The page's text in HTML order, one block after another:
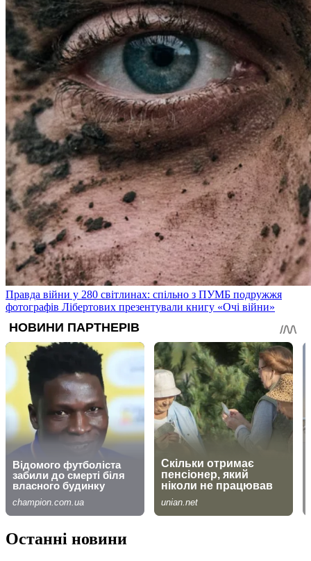
Правда війни у 280 світлинах: спільно з ПУМБ подружжя
фотографів Лібертових презентували книгу «Очі війни»
Останні новини